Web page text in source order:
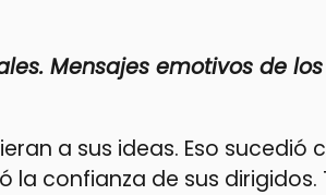
Mensajes emotivos de los
a sus ideas. Eso sucedió
la confianza de sus dirigidos.